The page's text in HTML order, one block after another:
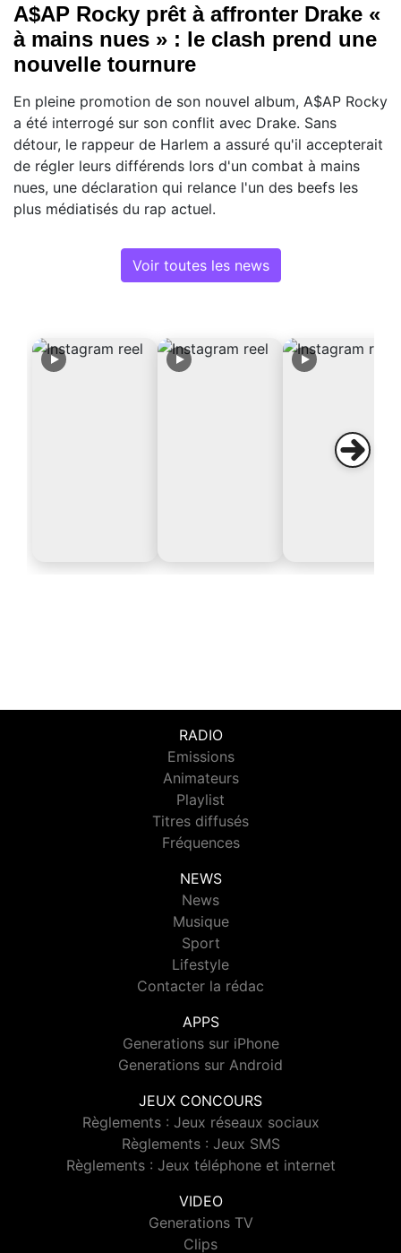
A$AP Rocky prêt à affronter Drake «
à mains nues » : le clash prend une
nouvelle tournure
En pleine promotion de son nouvel album, A$AP Rocky
a été interrogé sur son conflit avec Drake. Sans
détour, le rappeur de Harlem a assuré qu'il accepterait
de régler leurs différends lors d'un combat à mains
nues, une déclaration qui relance l'un des beefs les
plus médiatisés du rap actuel.
Voir toutes les news
RADIO
Emissions
Animateurs
Playlist
Titres diffusés
Fréquences
NEWS
News
Musique
Sport
Lifestyle
Contacter la rédac
APPS
Generations sur iPhone
Generations sur Android
JEUX CONCOURS
Règlements : Jeux réseaux sociaux
Règlements : Jeux SMS
Règlements : Jeux téléphone et internet
VIDEO
Generations TV
Clips